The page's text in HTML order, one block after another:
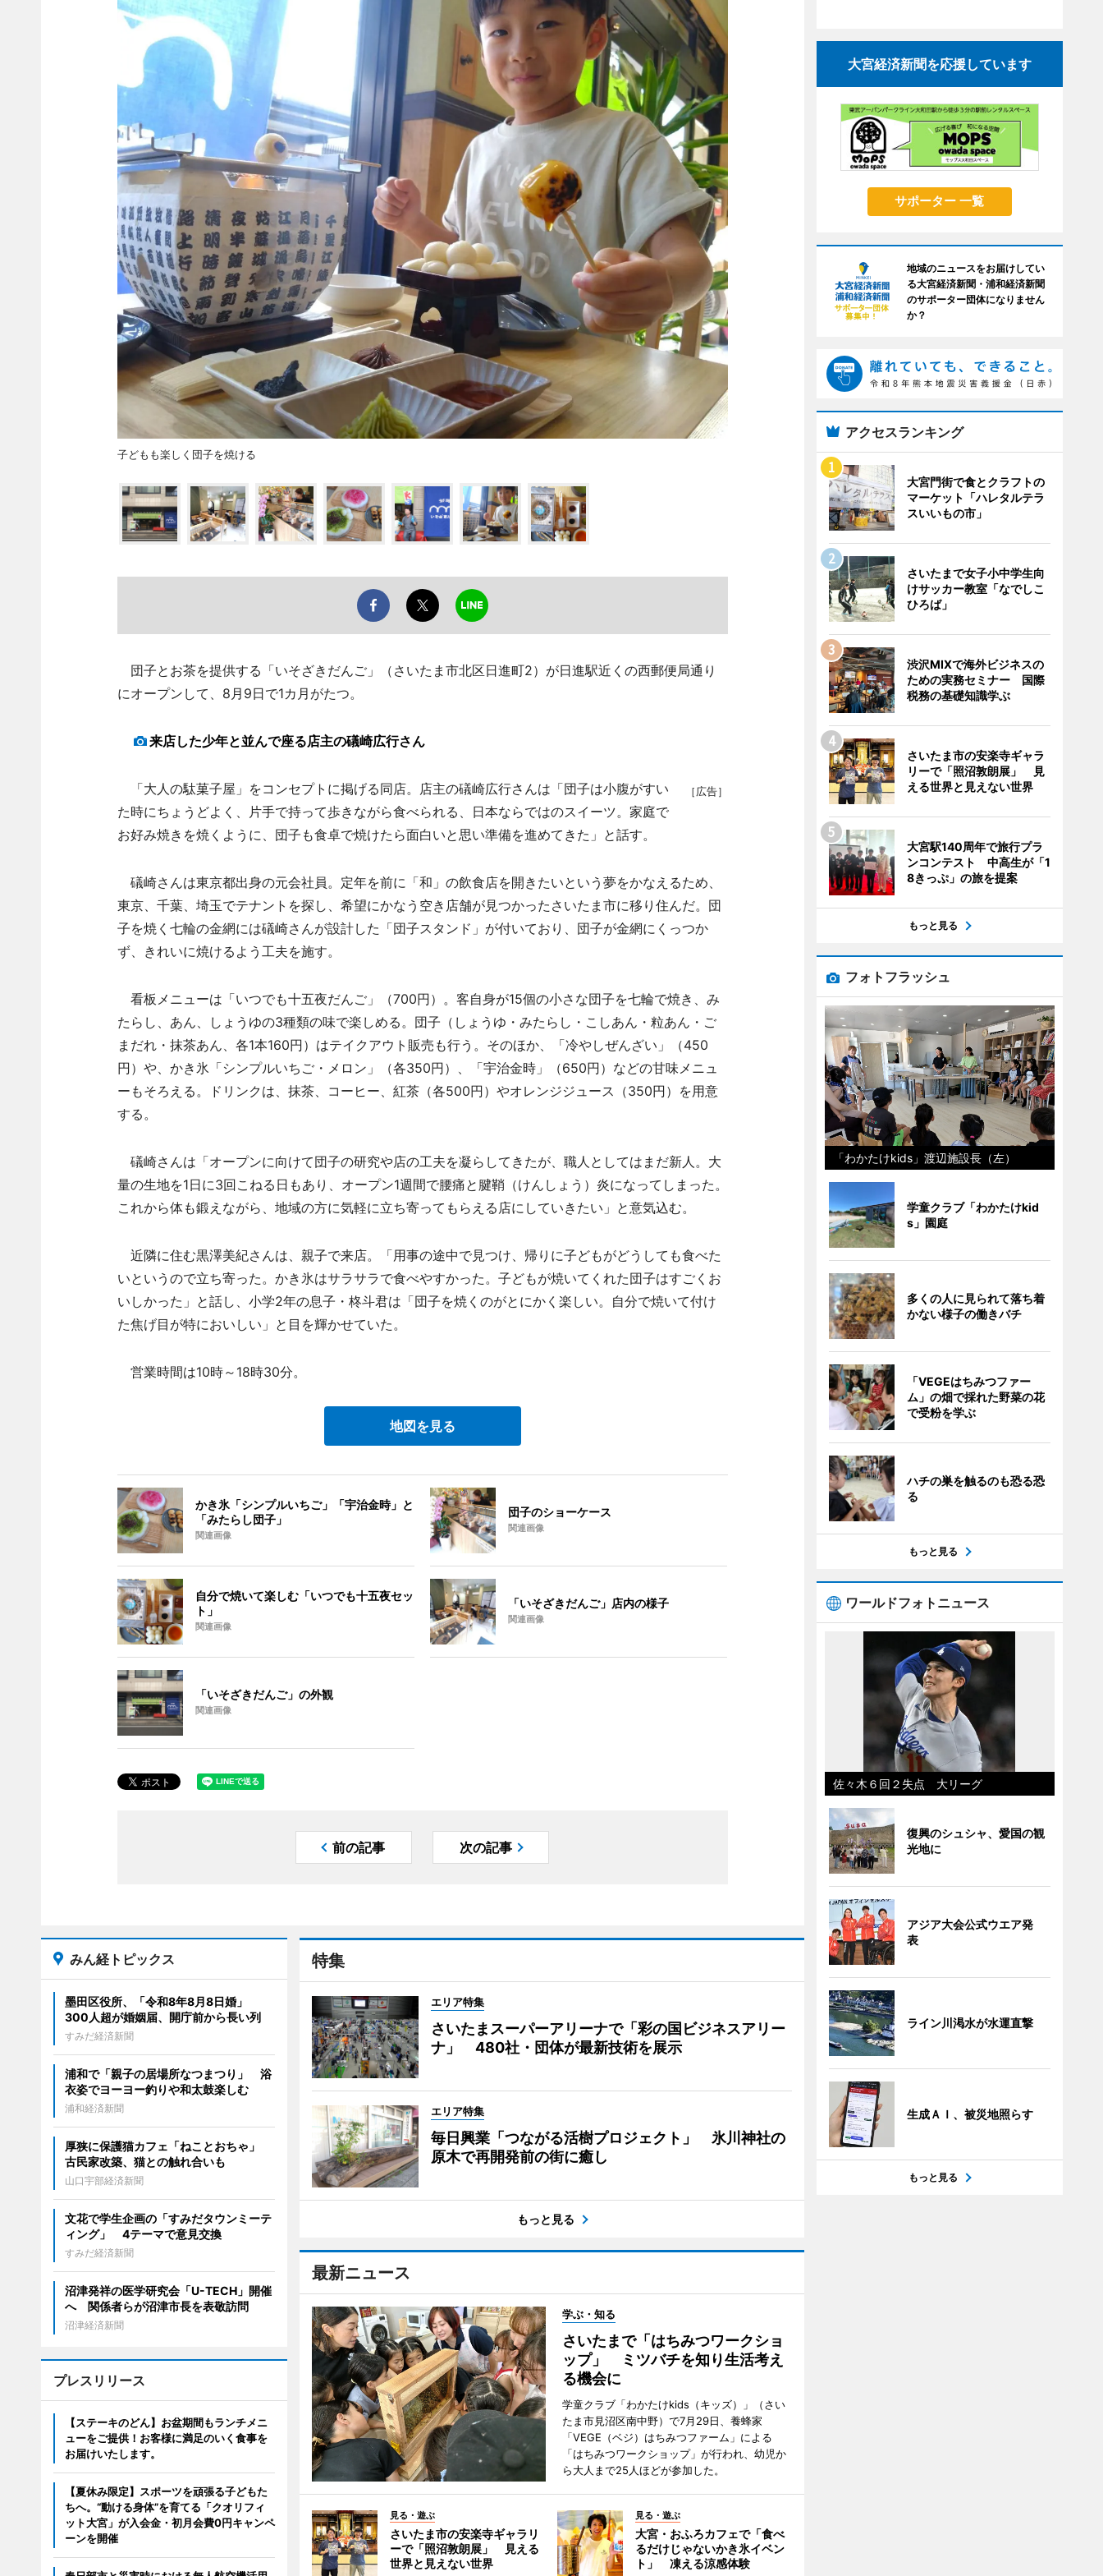
子どもも楽しく団子を焼ける
団子とお茶を提供する「いそざきだんご」（さいたま市北区日進町2）が日進駅近くの西郵便局通り
にオープンして、8月9日で1カ月がたつ。
来店した少年と並んで座る店主の礒崎広行さん
［広告］
「大人の駄菓子屋」をコンセプトに掲げる同店。店主の礒崎広行さんは「団子は小腹がすい
た時にちょうどよく、片手で持って歩きながら食べられる、日本ならではのスイーツ。家庭で
お好み焼きを焼くように、団子も食卓で焼けたら面白いと思い準備を進めてきた」と話す。
礒崎さんは東京都出身の元会社員。定年を前に「和」の飲食店を開きたいという夢をかなえるため、
東京、千葉、埼玉でテナントを探し、希望にかなう空き店舗が見つかったさいたま市に移り住んだ。団
子を焼く七輪の金網には礒崎さんが設計した「団子スタンド」が付いており、団子が金網にくっつか
ず、きれいに焼けるよう工夫を施す。
看板メニューは「いつでも十五夜だんご」（700円）。客自身が15個の小さな団子を七輪で焼き、み
たらし、あん、しょうゆの3種類の味で楽しめる。団子（しょうゆ・みたらし・こしあん・粒あん・ご
まだれ・抹茶あん、各1本160円）はテイクアウト販売も行う。そのほか、「冷やしぜんざい」（450
円）や、かき氷「シンプルいちご・メロン」（各350円）、「宇治金時」（650円）などの甘味メニュ
ーもそろえる。ドリンクは、抹茶、コーヒー、紅茶（各500円）やオレンジジュース（350円）を用意
する。
礒崎さんは「オープンに向けて団子の研究や店の工夫を凝らしてきたが、職人としてはまだ新人。大
量の生地を1日に3回こねる日もあり、オープン1週間で腰痛と腱鞘（けんしょう）炎になってしまった。
これから体も鍛えながら、地域の方に気軽に立ち寄ってもらえる店にしていきたい」と意気込む。
近隣に住む黒澤美紀さんは、親子で来店。「用事の途中で見つけ、帰りに子どもがどうしても食べた
いというので立ち寄った。かき氷はサラサラで食べやすかった。子どもが焼いてくれた団子はすごくお
いしかった」と話し、小学2年の息子・柊斗君は「団子を焼くのがとにかく楽しい。自分で焼いて付け
た焦げ目が特においしい」と目を輝かせていた。
営業時間は10時～18時30分。
地図を見る
かき氷「シンプルいちご」「宇治金時」と
「みたらし団子」
関連画像
団子のショーケース
関連画像
自分で焼いて楽しむ「いつでも十五夜セッ
ト」
関連画像
「いそざきだんご」店内の様子
関連画像
「いそざきだんご」の外観
関連画像
前の記事 次の記事
特集
エリア特集
さいたまスーパーアリーナで「彩の国ビジネスアリー
ナ」 480社・団体が最新技術を展示
エリア特集
毎日興業「つながる活樹プロジェクト」 氷川神社の
原木で再開発前の街に癒し
もっと見る
最新ニュース
学ぶ・知る
さいたまで「はちみつワークショ
ップ」 ミツバチを知り生活考え
る機会に
学童クラブ「わかたけkids（キッズ）」（さい
たま市見沼区南中野）で7月29日、養蜂家
「VEGE（ベジ）はちみつファーム」による
「はちみつワークショップ」が行われ、幼児か
ら大人まで25人ほどが参加した。
見る・遊ぶ
さいたま市の安楽寺ギャラリ
ーで「照沼敦朗展」 見える
世界と見えない世界
見る・遊ぶ
大宮・おふろカフェで「食べ
るだけじゃないかき氷イベン
ト」 凍える涼感体験
みん経トピックス
墨田区役所、「令和8年8月8日婚」
300人超が婚姻届、開庁前から長い列
すみだ経済新聞
浦和で「親子の居場所なつまつり」 浴
衣姿でヨーヨー釣りや和太鼓楽しむ
浦和経済新聞
厚狭に保護猫カフェ「ねことおちゃ」
古民家改築、猫との触れ合いも
山口宇部経済新聞
文花で学生企画の「すみだタウンミーテ
ィング」 4テーマで意見交換
すみだ経済新聞
沼津発祥の医学研究会「U-TECH」開催
へ 関係者らが沼津市長を表敬訪問
沼津経済新聞
プレスリリース
【ステーキのどん】お盆期間もランチメニ
ューをご提供！お客様に満足のいく食事を
お届けいたします。
【夏休み限定】スポーツを頑張る子どもた
ちへ。“動ける身体”を育てる「クオリフィ
ット大宮」が入会金・初月会費0円キャンペ
ーンを開催
大宮経済新聞を応援しています
サポーター 一覧
地域のニュースをお届けしてい
る大宮経済新聞・浦和経済新聞
のサポーター団体になりません
か？
アクセスランキング
大宮門街で食とクラフトの
マーケット「ハレタルテラ
スいいもの市」
さいたまで女子小中学生向
けサッカー教室「なでしこ
ひろば」
渋沢MIXで海外ビジネスの
ための実務セミナー 国際
税務の基礎知識学ぶ
さいたま市の安楽寺ギャラ
リーで「照沼敦朗展」 見
える世界と見えない世界
大宮駅140周年で旅行プラ
ンコンテスト 中高生が「1
8きっぷ」の旅を提案
もっと見る
フォトフラッシュ
「わかたけkids」渡辺施設長（左）
学童クラブ「わかたけkid
s」園庭
多くの人に見られて落ち着
かない様子の働きバチ
「VEGEはちみつファー
ム」の畑で採れた野菜の花
で受粉を学ぶ
ハチの巣を触るのも恐る恐
る
もっと見る
ワールドフォトニュース
佐々木６回２失点 大リーグ
復興のシュシャ、愛国の観
光地に
アジア大会公式ウエア発
表
ライン川渇水が水運直撃
生成ＡＩ、被災地照らす
もっと見る